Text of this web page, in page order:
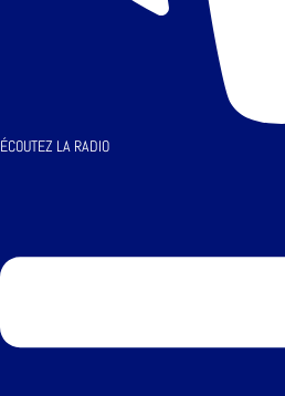
ÉCOUTEZ LA RADIO